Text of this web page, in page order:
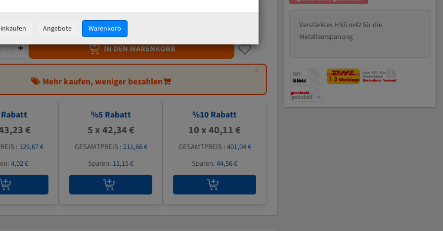
44,56 €
zzgl.Versandkosten
IN DEN WARENKORB
×
Mehr kaufen, weniger bezahlen
€
: 129,67 €
4,02 €
%5Rabatt
5 x 42,34 €
GESAMTPREIS :211,66 €
Sparen: 11,15 €
%10 Rabatt
10 x 40,11 €
GESAMTPREIS :401,04 €
Sparen:44,56 €
Verstärktes HSS m42 für die
Metallzerspanung
Angebote Warenkorb